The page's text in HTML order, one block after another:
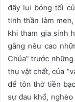
đẩy lui bóng tối
tinh thần làm
khi tham gia sinh
gắng nêu cao
Chúa” trước
thụ vật chất, của
để tôn thờ tiền
sự đau khổ,